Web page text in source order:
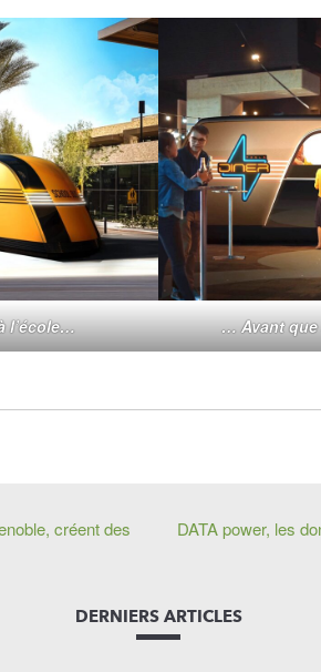
l’école… … Avant que
créent des
DATA power, les
DERNIERS ARTICLES